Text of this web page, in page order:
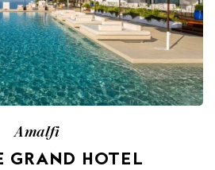
Amalfi
GRAND HOTEL